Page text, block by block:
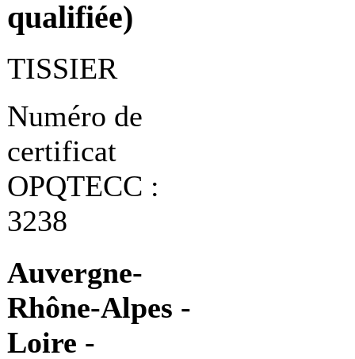
qualifiée)
TISSIER
Numéro de
certificat
OPQTECC :
3238
Auvergne-
Rhône-Alpes -
Loire -